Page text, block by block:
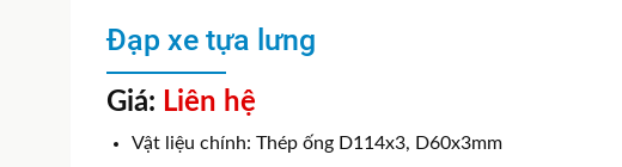
Đạp xe tựa lưng
Giá: Liên hệ
Vật liệu chính: Thép ống D114x3, D60x3mm